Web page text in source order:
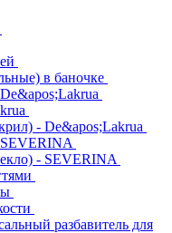
в баночке
- De&apos;Lakrua
- SEVERINA
разбавитель для